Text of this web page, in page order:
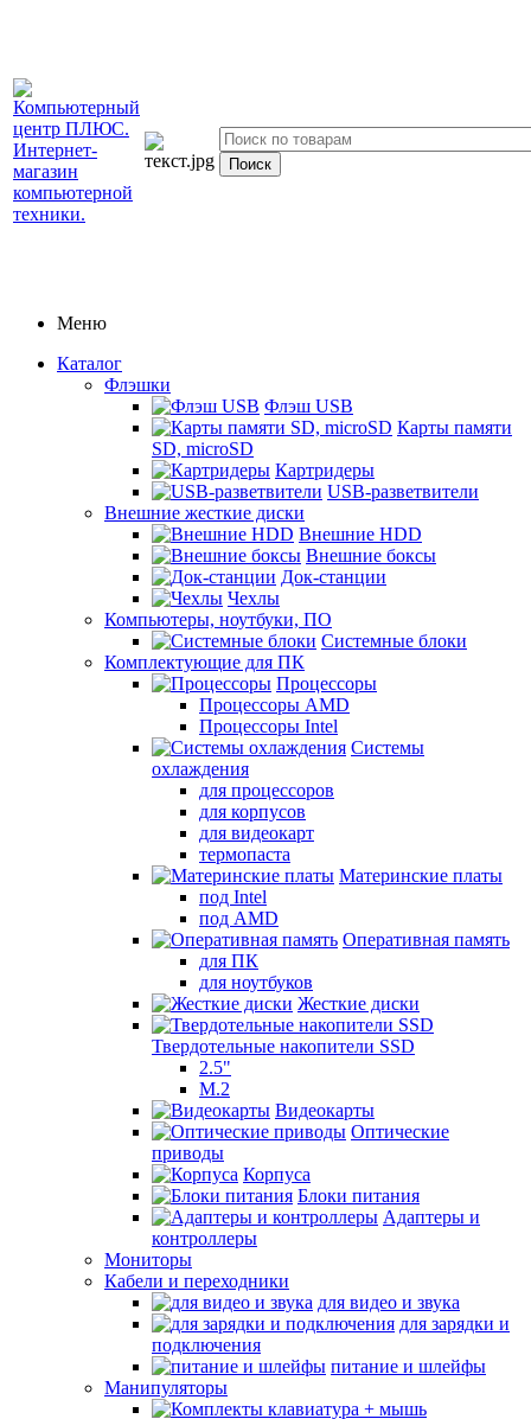
Меню
Каталог
Флэшки
Флэш USB
Карты памяти
SD, microSD
Картридеры
USB-разветвители
Внешние жесткие диски
Внешние HDD
Внешние боксы
Док-станции
Чехлы
Компьютеры, ноутбуки, ПО
Системные блоки
Комплектующие для ПК
Процессоры
Процессоры AMD
Процессоры Intel
Системы
охлаждения
для процессоров
для корпусов
для видеокарт
термопаста
Материнские платы
под Intel
под AMD
Оперативная память
для ПК
для ноутбуков
Жесткие диски
Твердотельные накопители SSD
2.5"
M.2
Видеокарты
Оптические
приводы
Корпуса
Блоки питания
Адаптеры и
контроллеры
Мониторы
Кабели и переходники
для видео и звука
для зарядки и
подключения
питание и шлейфы
Манипуляторы